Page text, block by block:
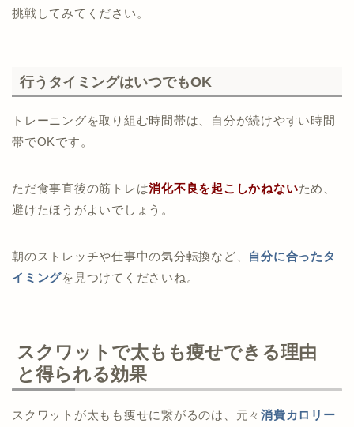
挑戦してみてください。
行うタイミングはいつでもOK
トレーニングを取り組む時間帯は、自分が続けやすい時間
帯でOKです。
ただ食事直後の筋トレは消化不良を起こしかねないため、
避けたほうがよいでしょう。
朝のストレッチや仕事中の気分転換など、 自分に合ったタ
イミングを見つけてくださいね。
スクワットで太もも痩せできる理由
と得られる効果
スクワットが太もも痩せに繋がるのは、元々消費カロリー